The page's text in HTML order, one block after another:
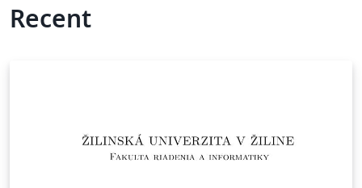
Recent